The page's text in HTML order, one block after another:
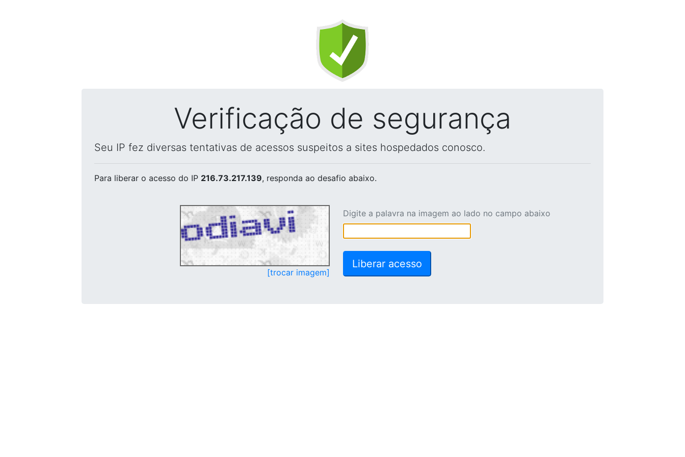
Verificação de segurança
Seu IP fez diversas tentativas de acessos suspeitos a sites hospedados conosco.
Para liberar o acesso do IP 216.73.217.139, responda ao desafio abaixo.
[trocar imagem]
Digite a palavra na imagem ao lado no campo abaixo